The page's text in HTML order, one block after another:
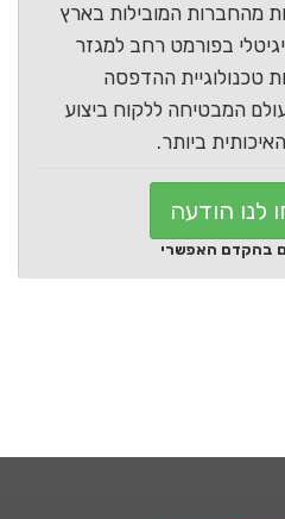
מהחברות המובילות בארץ
בפורמט רחב למגזר
טכנולוגיית ההדפסה
המבטיחה ללקוח ביצוע
ביותר.
לנו הודעה
בהקדם האפשרי